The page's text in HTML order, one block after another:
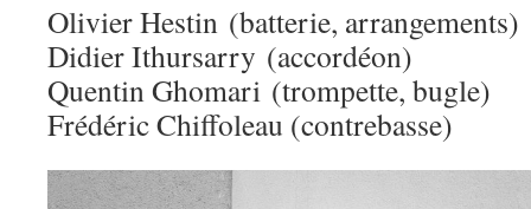
Olivier Hestin (batterie, arrangements)
Didier Ithursarry (accordéon)
Quentin Ghomari (trompette, bugle)
Frédéric Chiffoleau (contrebasse)